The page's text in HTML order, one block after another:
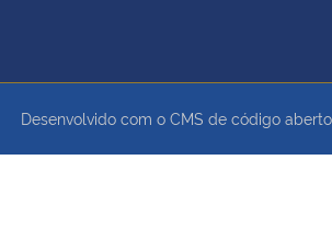
Desenvolvido com o CMS de código aberto